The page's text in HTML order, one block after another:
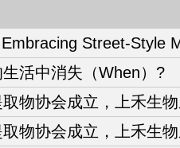
Street-Style
活中消失（When）?
物协会成立，上禾生
物协会成立，上禾生